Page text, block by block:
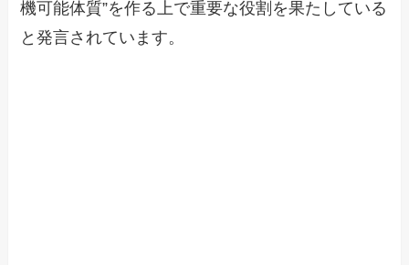
機可能体質”を作る上で重要な役割を果たしている
と発言されています。